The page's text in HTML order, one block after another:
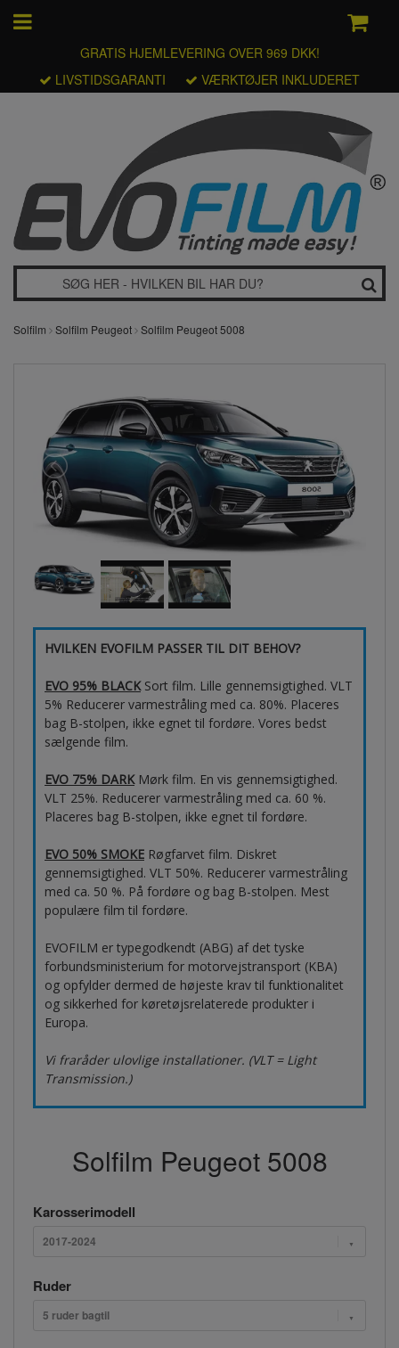
GRATIS HJEMLEVERING OVER 969 DKK!
LIVSTIDSGARANTI
VÆRKTØJER INKLUDERET
Solfilm Solfilm Peugeot Solfilm Peugeot 5008
HVILKEN EVOFILM PASSER TIL DIT BEHOV?
EVO 95% BLACKSort film. Lille gennemsigtighed. VLT
5% Reducerer varmestråling med ca. 80%. Placeres
bag B-stolpen, ikke egnet til fordøre. Vores bedst
sælgende film.
EVO 75% DARKMørk film. En vis gennemsigtighed.
VLT 25%. Reducerer varmestråling med ca. 60 %.
Placeres bag B-stolpen, ikke egnet til fordøre.
EVO 50% SMOKE Røgfarvet film. Diskret
gennemsigtighed. VLT 50%. Reducerer varmestråling
med ca. 50 %. På fordøre og bag B-stolpen. Mest
populære film til fordøre.
EVOFILM er typegodkendt (ABG) af det tyske
forbundsministerium for motorvejstransport (KBA)
og opfylder dermed de højeste krav til funktionalitet
og sikkerhed for køretøjsrelaterede produkter i
Europa.
Vi fraråder ulovlige installationer. (VLT = Light
Transmission.)
Solfilm Peugeot 5008
Karosserimodell
2017-2024
Ruder
5 ruder bagtil